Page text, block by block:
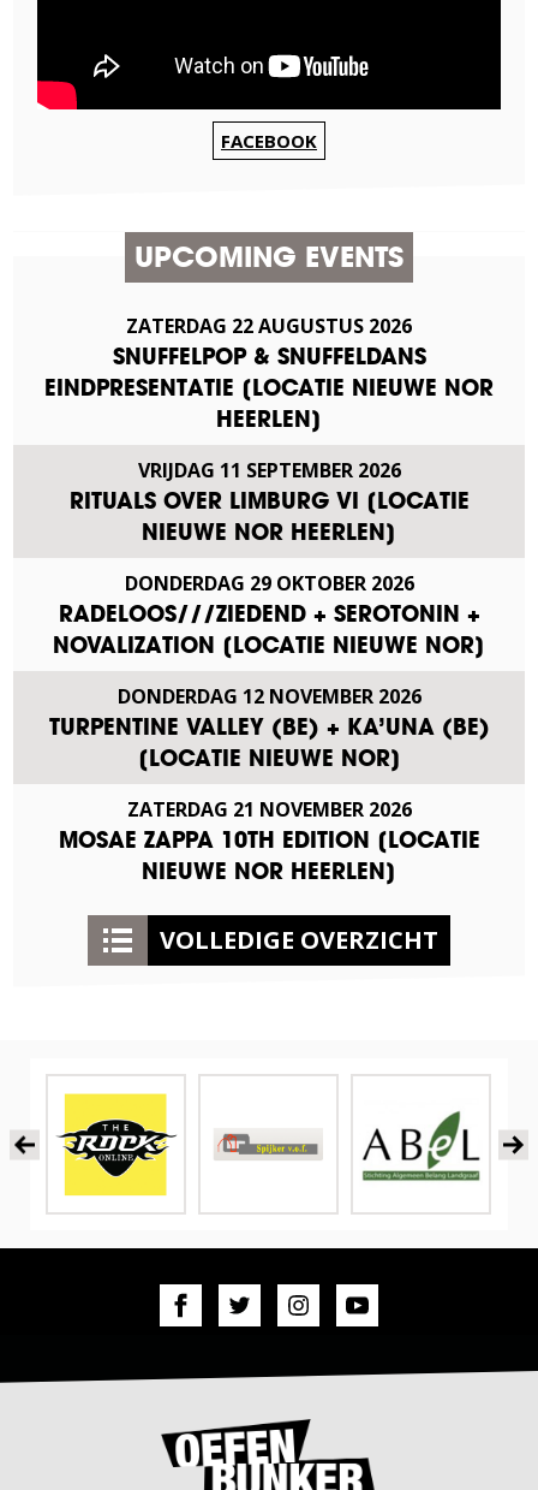
FACEBOOK
UPCOMING EVENTS
ZATERDAG 22AUGUSTUS 2026
SNUFFELPOP & SNUFFELDANS
EINDPRESENTATIE [LOCATIE NIEUWE NOR
HEERLEN]
VRIJDAG 11 SEPTEMBER 2026
RITUALS OVER LIMBURG VI [LOCATIE
NIEUWE NOR HEERLEN]
DONDERDAG 29 OKTOBER 2026
RADELOOS///ZIEDEND + SEROTONIN +
NOVALIZATION [LOCATIE NIEUWE NOR]
DONDERDAG 12 NOVEMBER 2026
TURPENTINE VALLEY (BE) + KA’UNA (BE)
[LOCATIE NIEUWE NOR]
ZATERDAG 21 NOVEMBER 2026
MOSAE ZAPPA 10TH EDITION [LOCATIE
NIEUWE NOR HEERLEN]
VOLLEDIGE OVERZICHT